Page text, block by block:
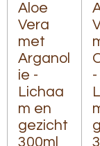
Aloe
Vera
met
Arganol
ie -
Lichaa
m en
gezicht
300ml
-